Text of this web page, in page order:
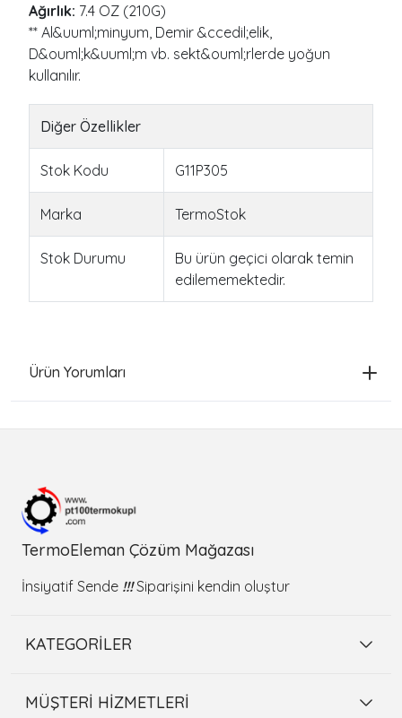
Ağırlık: 7.4 OZ (210G)
** Al&uuml;minyum, Demir &ccedil;elik,
D&ouml;k&uuml;m vb. sekt&ouml;rlerde yoğun
kullanılır.
Diğer Özellikler
Stok Kodu G11P305
Marka TermoStok
Stok Durumu
Bu ürün geçici olarak temin
edilememektedir.
Ürün Yorumları
TermoEleman Çözüm Mağazası
İnsiyatif Sende !!!Siparişini kendin oluştur
KATEGORİLER
MÜŞTERİ HİZMETLERİ